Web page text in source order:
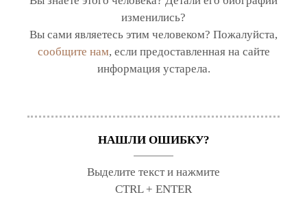
изменились?
Вы сами являетесь этим человеком? Пожалуйста,
сообщите нам, если предоставленная на сайте
информация устарела.
НАШЛИ ОШИБКУ?
Выделите текст и нажмите
CTRL + ENTER